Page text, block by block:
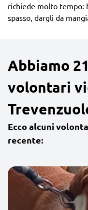
richiede molto tempo:
spasso, dargli da
Abbiamo
volontari
Ecco alcuni
recente: